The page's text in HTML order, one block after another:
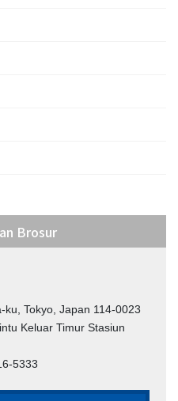
Brosur
ku, Tokyo, Japan 114-0023
Keluar Timur Stasiun
5333